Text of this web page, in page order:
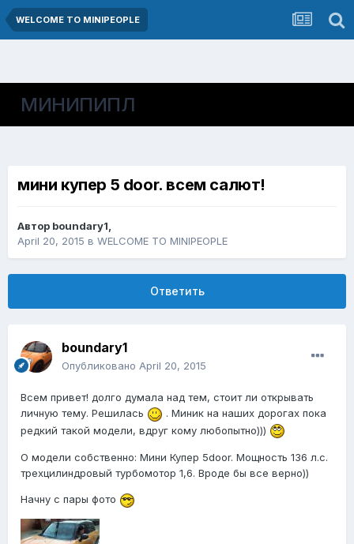
WELCOME TO MINIPEOPLE
МИНИПИПЛ
мини купер 5 door. всем салют!
Автор boundary1,
April 20, 2015 в WELCOME TO MINIPEOPLE
Ответить
boundary1
Опубликовано April 20, 2015
Всем привет! долго думала над тем, стоит ли открывать
личную тему. Решилась
. Миник на наших дорогах пока
редкий такой модели, вдруг кому любопытно)))
О модели собственно: Мини Купер 5door. Мощность 136 л.с.
трехцилиндровый турбомотор 1,6. Вроде бы все верно))
Начну с пары фото